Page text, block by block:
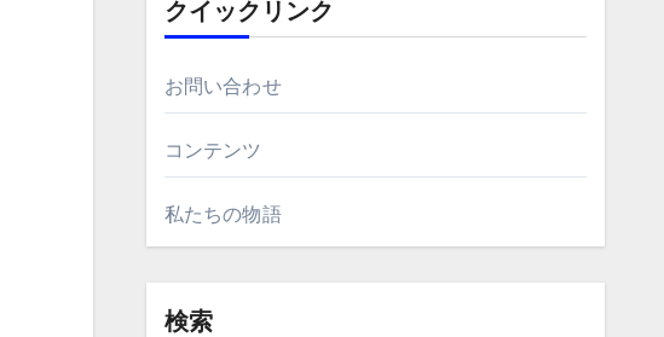
クイックリンク
お問い合わせ
コンテンツ
私たちの物語
検索